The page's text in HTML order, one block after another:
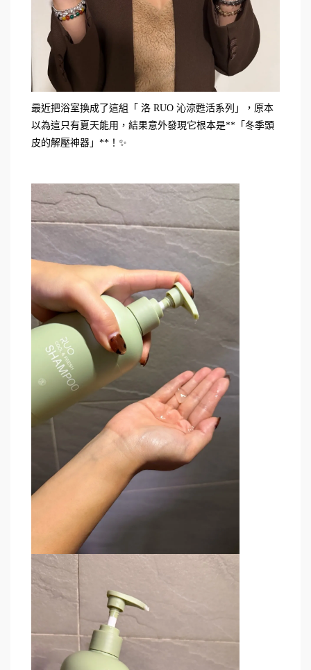
最近把浴室換成了這組「 洛 RUO 沁涼甦活系列」，原本
以為這只有夏天能用，結果意外發現它根本是**「冬季頭
皮的解壓神器」**！✨